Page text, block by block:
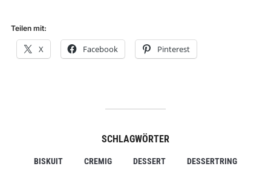
Teilen mit:
X Facebook Pinterest
SCHLAGWÖRTER
BISKUIT CREMIG DESSERT
DESSERTRING